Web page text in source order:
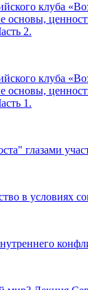
клуба
основы,
2.
клуба
основы,
1.
глазами
в условиях